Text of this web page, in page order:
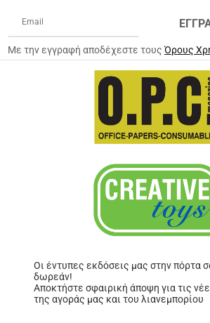
Με την εγγραφή αποδέχεστε τουςΌρους
Οι έντυπες εκδόσεις μας στην πόρτα
δωρεάν!
Αποκτήστε σφαιρική άποψη για τις
της αγοράς μας και του λιανεμπορίου